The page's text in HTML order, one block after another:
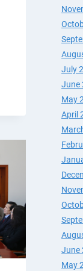
July
June
May
April
June
May